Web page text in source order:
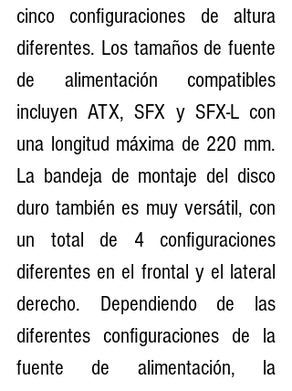
cinco configuraciones de altura
diferentes. Los tamaños de fuente
de alimentación compatibles
incluyen ATX, SFX y SFX-L con
una longitud máxima de 220 mm.
La bandeja de montaje del disco
duro también es muy versátil, con
un total de 4 configuraciones
diferentes en el frontal y el lateral
derecho. Dependiendo de las
diferentes configuraciones de la
fuente de alimentación, la